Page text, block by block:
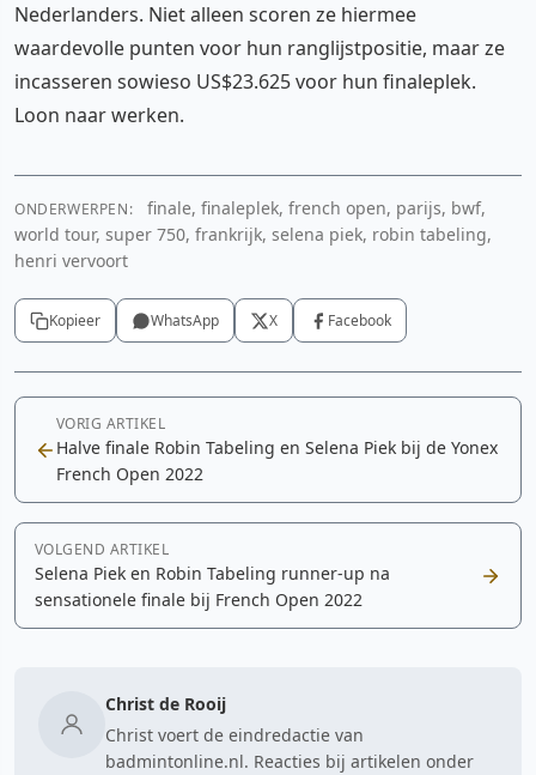
Nederlanders. Niet alleen scoren ze hiermee
waardevolle punten voor hun ranglijstpositie, maar ze
incasseren sowieso US$23.625 voor hun finaleplek.
Loon naar werken.
ONDERWERPEN:
finale, finaleplek, french open, parijs, bwf,
world tour, super 750, frankrijk, selena piek, robin tabeling,
henri vervoort
Kopieer WhatsApp X Facebook
VORIG ARTIKEL
Halve finale Robin Tabeling en Selena Piek bij de Yonex
French Open 2022
VOLGEND ARTIKEL
Selena Piek en Robin Tabeling runner-up na
sensationele finale bij French Open 2022
Christ de Rooij
Christ voert de eindredactie van
badmintonline.nl. Reacties bij artikelen onder